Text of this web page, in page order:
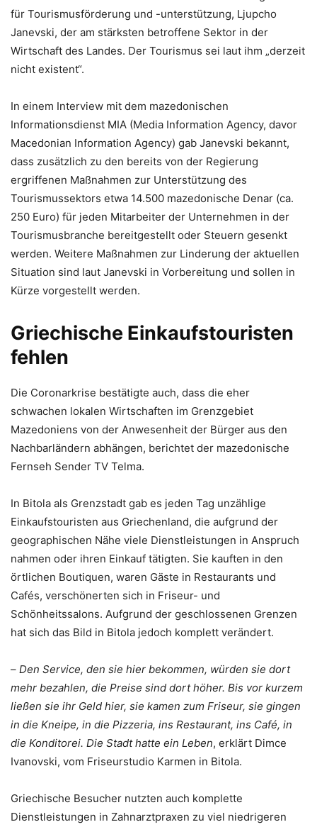
für Tourismusförderung und -unterstützung, Ljupcho
Janevski, der am stärksten betroffene Sektor in der
Wirtschaft des Landes. Der Tourismus sei laut ihm „derzeit
nicht existent“.
In einem Interview mit dem mazedonischen
Informationsdienst MIA (Media Information Agency, davor
Macedonian Information Agency) gab Janevski bekannt,
dass zusätzlich zu den bereits von der Regierung
ergriffenen Maßnahmen zur Unterstützung des
Tourismussektors etwa 14.500 mazedonische Denar (ca.
250 Euro) für jeden Mitarbeiter der Unternehmen in der
Tourismusbranche bereitgestellt oder Steuern gesenkt
werden. Weitere Maßnahmen zur Linderung der aktuellen
Situation sind laut Janevski in Vorbereitung und sollen in
Kürze vorgestellt werden.
Griechische Einkaufstouristen
fehlen
Die Coronarkrise bestätigte auch, dass die eher
schwachen lokalen Wirtschaften im Grenzgebiet
Mazedoniens von der Anwesenheit der Bürger aus den
Nachbarländern abhängen, berichtet der mazedonische
Fernseh Sender TV Telma.
In Bitola als Grenzstadt gab es jeden Tag unzählige
Einkaufstouristen aus Griechenland, die aufgrund der
geographischen Nähe viele Dienstleistungen in Anspruch
nahmen oder ihren Einkauf tätigten. Sie kauften in den
örtlichen Boutiquen, waren Gäste in Restaurants und
Cafés, verschönerten sich in Friseur- und
Schönheitssalons. Aufgrund der geschlossenen Grenzen
hat sich das Bild in Bitola jedoch komplett verändert.
– Den Service, den sie hier bekommen, würden sie dort
mehr bezahlen, die Preise sind dort höher. Bis vor kurzem
ließen sie ihr Geld hier, sie kamen zum Friseur, sie gingen
in die Kneipe, in die Pizzeria, ins Restaurant, ins Café, in
die Konditorei. Die Stadt hatte ein Leben, erklärt Dimce
Ivanovski, vom Friseurstudio Karmen in Bitola.
Griechische Besucher nutzten auch komplette
Dienstleistungen in Zahnarztpraxen zu viel niedrigeren